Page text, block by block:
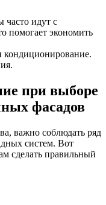
идут с
помогает экономить
кондиционирование.
при выборе
фасадов
важно соблюдать ряд
систем. Вот
сделать правильный